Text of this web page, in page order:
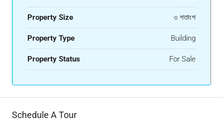
Property Size ৩ শতাংশ
Property Type Building
Property Status For Sale
Schedule A Tour